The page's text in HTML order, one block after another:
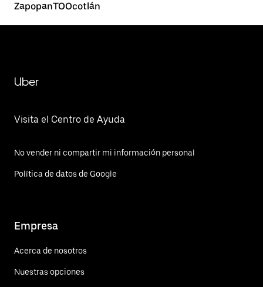
ZapopanTOOcotlán
Uber
Visita el Centro de Ayuda
No vender ni compartir mi información personal
Política de datos de Google
Empresa
Acerca de nosotros
Nuestras opciones